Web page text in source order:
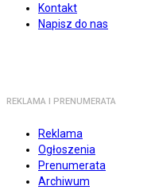
Kontakt
Napisz do nas
REKLAMA I PRENUMERATA
Reklama
Ogłoszenia
Prenumerata
Archiwum